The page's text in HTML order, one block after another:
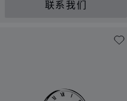
联系我们